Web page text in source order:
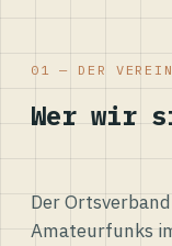
01 — DER VEREIN
Wer wir
Der
Amateurfunks